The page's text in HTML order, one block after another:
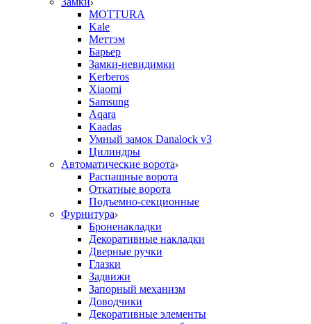
MOTTURA
Kale
Меттэм
Барьер
Замки-невидимки
Kerberos
Xiaomi
Samsung
Aqara
Kaadas
Умный замок Danalock v3
Цилиндры
Автоматические ворота
Распашные ворота
Откатные ворота
Подъемно-секционные
Фурнитура
Броненакладки
Декоративные накладки
Дверные ручки
Глазки
Задвижи
Запорный механизм
Доводчики
Декоративные элементы